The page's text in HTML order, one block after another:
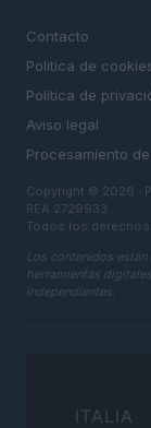
Contacto
Politica de
Política de
Aviso legal
Procesamiento
Copyright © 2026 ·
REA 2729933
Todos los
Los contenidos
herramientas
independientes.
ITALIA